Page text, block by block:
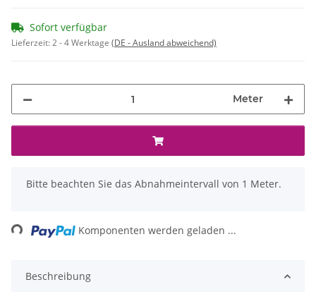
Sofort verfügbar
Lieferzeit:2 - 4 Werktage (DE - Ausland abweichend)
Meter
x
Bitte beachten Sie das Abnahmeintervall von 1 Meter.
Komponenten werden geladen ...
Beschreibung